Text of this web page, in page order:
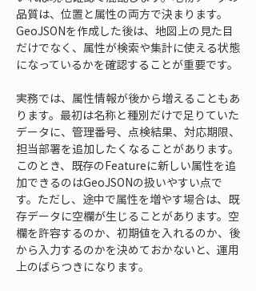
品質は、位置と属性の両方で決まります。
GeoJSONを作成した後は、地図上の見た目
だけでなく、属性が検索や集計に使える状態
になっているかを確認することが重要です。
実務では、属性情報が後から増えることもあ
ります。最初は名称と種別だけで足りていた
データに、管理番号、点検結果、対応期限、
担当部署を追加したくなることがあります。
このとき、既存のFeatureに新しい属性を追
加できるのはGeoJSONの扱いやすい点で
す。ただし、途中で属性を増やす場合は、既
存データに空欄が生じることがあります。空
欄を許容するのか、初期値を入れるのか、後
から入力するのかを決めておかないと、運用
上のばらつきになります。